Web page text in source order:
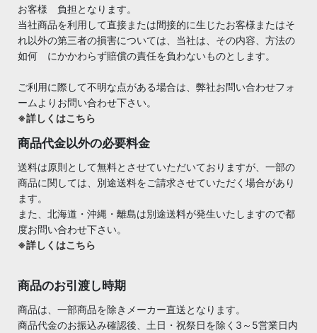
お客様 負担となります。
当社商品を利用して直接または間接的に生じたお客様またはそ
れ以外の第三者の損害については、当社は、その内容、方法の
如何 にかかわらず賠償の責任を負わないものとします。
ご利用に際して不明な点がある場合は、弊社お問い合わせフォ
ームよりお問い合わせ下さい。
※詳しくはこちら
商品代金以外の必要料金
送料は原則として無料とさせていただいておりますが、一部の
商品に関しては、別途送料をご請求させていただく場合があり
ます。
また、北海道・沖縄・離島は別途送料が発生いたしますので都
度お問い合わせ下さい。
※詳しくはこちら
商品のお引渡し時期
商品は、一部商品を除きメーカー直送となります。
商品代金のお振込み確認後、土日・祝祭日を除く3～5営業日内